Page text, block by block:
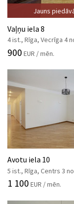
Jauns
Vaļņu iela 8
4 ist., Rīga, Vecrīga 4
900 EUR / mēn.
Avotu iela 10
5 ist., Rīga, Centrs 3
1 100 EUR / mēn.